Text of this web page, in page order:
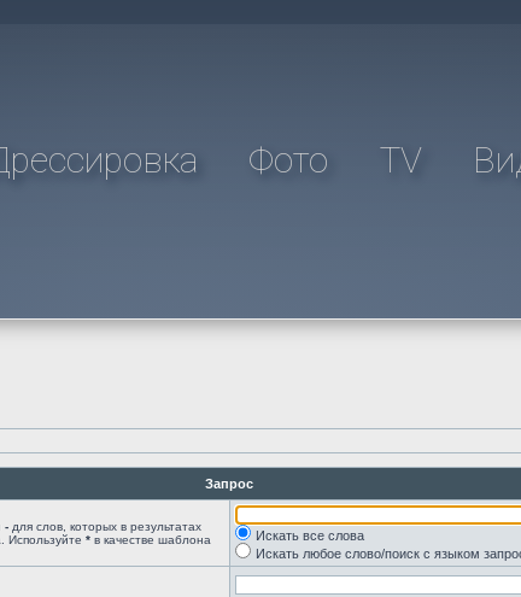
Фото TV
Запрос
- для слов, которых в результатах
Используйте * в качестве шаблона
Искать все слова
Искать любое слово/поиск с языком